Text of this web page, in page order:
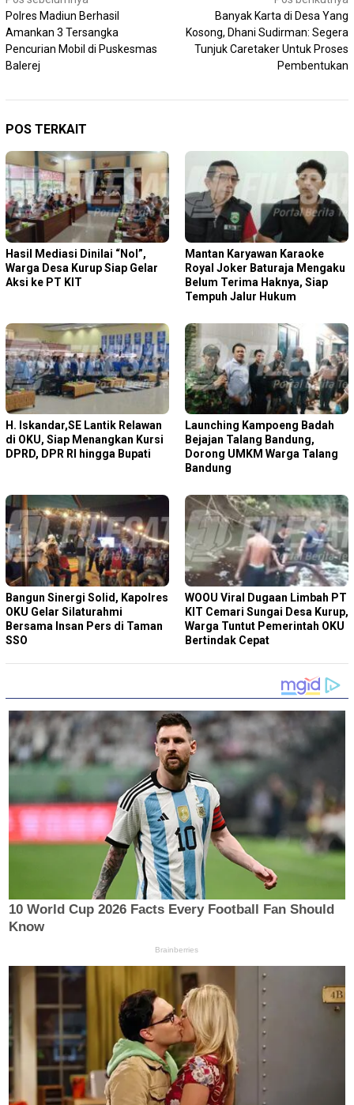
pos
Polres Madiun Berhasil
Amankan 3 Tersangka
Pencurian Mobil di Puskesmas
Balerej
Banyak Karta di Desa Yang
Kosong, Dhani Sudirman: Segera
Tunjuk Caretaker Untuk Proses
Pembentukan
POS TERKAIT
Hasil Mediasi Dinilai “Nol”,
Warga Desa Kurup Siap Gelar
Aksi ke PT KIT
Mantan Karyawan Karaoke
Royal Joker Baturaja Mengaku
Belum Terima Haknya, Siap
Tempuh Jalur Hukum
H. Iskandar,SE Lantik Relawan
di OKU, Siap Menangkan Kursi
DPRD, DPR RI hingga Bupati
Launching Kampoeng Badah
Bejajan Talang Bandung,
Dorong UMKM Warga Talang
Bandung
Bangun Sinergi Solid, Kapolres
OKU Gelar Silaturahmi
Bersama Insan Pers di Taman
SSO
WOOU Viral Dugaan Limbah PT
KIT Cemari Sungai Desa Kurup,
Warga Tuntut Pemerintah OKU
Bertindak Cepat